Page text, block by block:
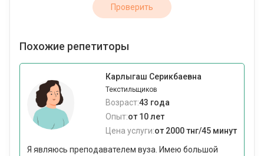
Проверить
Похожие репетиторы
Карлыгаш Серикбаевна
Текстильщиков
Возраст:43 года
Опыт:от 10 лет
Цена услуги:от 2000 тнг/45 минут
Я являюсь преподавателем вуза. Имею большой